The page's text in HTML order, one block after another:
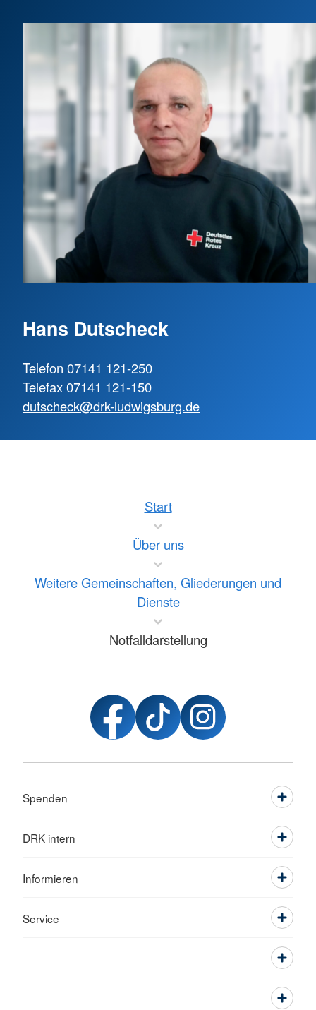
Hans Dutscheck
Telefon 07141 121-250
Telefax 07141 121-150
dutscheck@drk-ludwigsburg.de
Start
Über uns
Weitere Gemeinschaften, Gliederungen und
Dienste
Notfalldarstellung
Spenden
DRK intern
Informieren
Service